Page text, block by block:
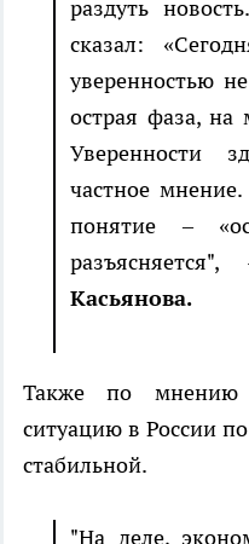
раздуть
сказал:
уверенностью
острая фаза, на
Уверенности
частное
понятие –
Касьянова.
Также по мнению
ситуацию в России
стабильной.
"На деле,